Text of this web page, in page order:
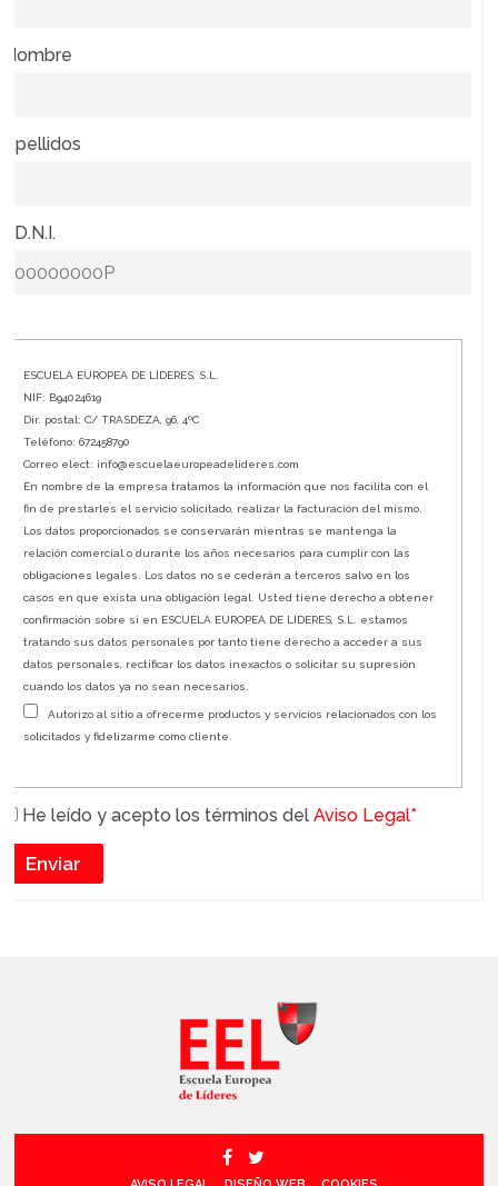
Nombre
Apellidos
* D.N.I.
ESCUELA EUROPEA DE LÍDERES, S.L.
NIF: B94024619
Dir. postal: C/ TRASDEZA, 96, 4ºC
Teléfono: 672458790
Correo elect: info@escuelaeuropeadelideres.com
En nombre de la empresa tratamos la información que nos facilita con el
fin de prestarles el servicio solicitado, realizar la facturación del mismo.
Los datos proporcionados se conservarán mientras se mantenga la
relación comercial o durante los años necesarios para cumplir con las
obligaciones legales. Los datos no se cederán a terceros salvo en los
casos en que exista una obligación legal. Usted tiene derecho a obtener
confirmación sobre si en ESCUELA EUROPEA DE LÍDERES, S.L. estamos
tratando sus datos personales por tanto tiene derecho a acceder a sus
datos personales, rectificar los datos inexactos o solicitar su supresión
cuando los datos ya no sean necesarios.
Autorizo al sitio a ofrecerme productos y servicios relacionados con los
solicitados y fidelizarme como cliente.
He leído y acepto los términos del Aviso Legal*